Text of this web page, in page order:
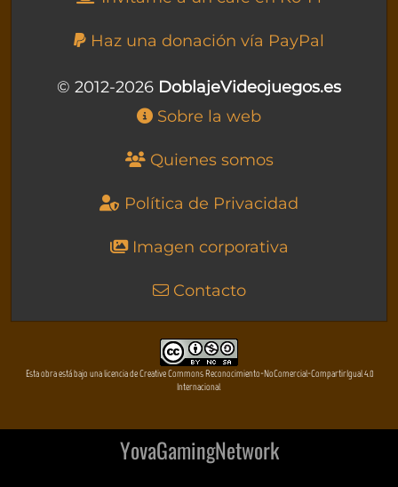
Haz una donación vía PayPal
© 2012-2026 DoblajeVideojuegos.es
Sobre la web
Quienes somos
Política de Privacidad
Imagen corporativa
Contacto
Esta obra está bajo una licencia de Creative Commons Reconocimiento-NoComercial-CompartirIgual 4.0
Internacional
YovaGamingNetwork